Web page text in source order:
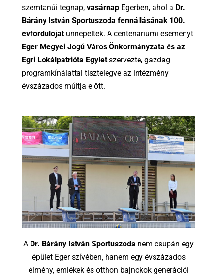
szemtanúi tegnap,vasárnap Egerben, ahol a Dr.
Bárány István Sportuszoda fennállásának 100.
évfordulóját ünnepelték. A centenáriumi eseményt
Eger Megyei Jogú Város Önkormányzata és az
Egri Lokálpatrióta Egylet szervezte, gazdag
programkínálattal tisztelegve az intézmény
évszázados múltja előtt.
A Dr. Bárány István Sportuszoda nem csupán egy
épület Eger szívében, hanem egy évszázados
élmény, emlékek és otthon bajnokok generációi